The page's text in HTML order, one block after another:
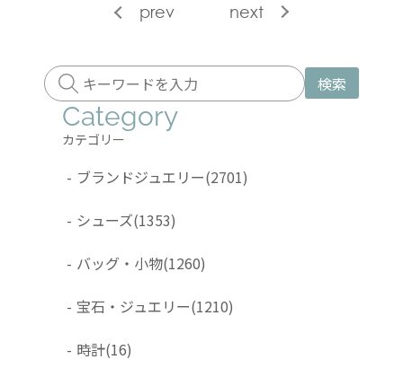
prev next
検索
Category
カテゴリー
- ブランドジュエリー(2701)
- シューズ(1353)
- バッグ・小物(1260)
- 宝石・ジュエリー(1210)
- 時計(16)